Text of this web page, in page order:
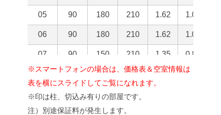
※スマートフォンの場合は、価格表＆空室情報は
表を横にスライドしてご覧になれます。
※印は柱、切込み有りの部屋です。
注）別途保証料が発生します。